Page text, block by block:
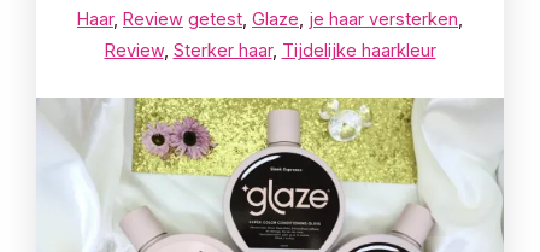
Haar, Review getest Glaze je haar versterken
Review, Sterker haar, Tijdelijke haarkleur